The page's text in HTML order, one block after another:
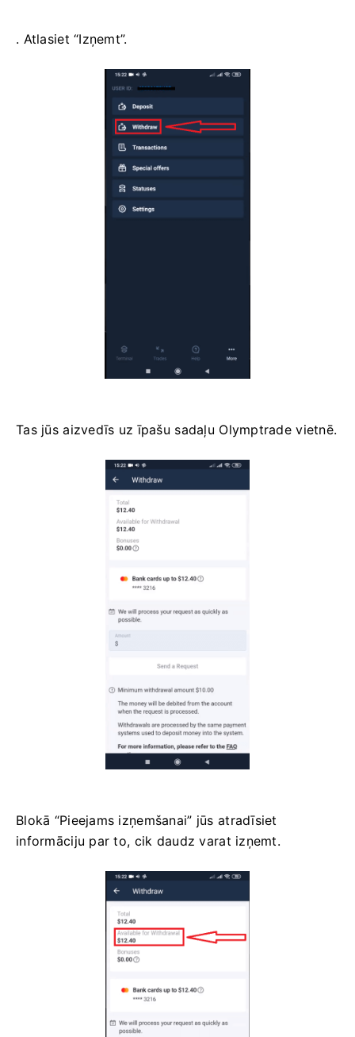
. Atlasiet “Izņemt”.
Tas jūs aizvedīs uz īpašu sadaļu Olymptrade vietnē.
Blokā “Pieejams izņemšanai” jūs atradīsiet
informāciju par to, cik daudz varat izņemt.